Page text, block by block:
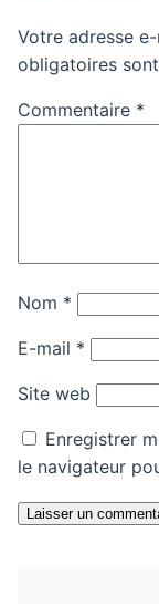
Votre adresse
obligatoires
Commentaire *
Nom *
E-mail *
Site web
Enregistrer
le navigateur
Laisser un